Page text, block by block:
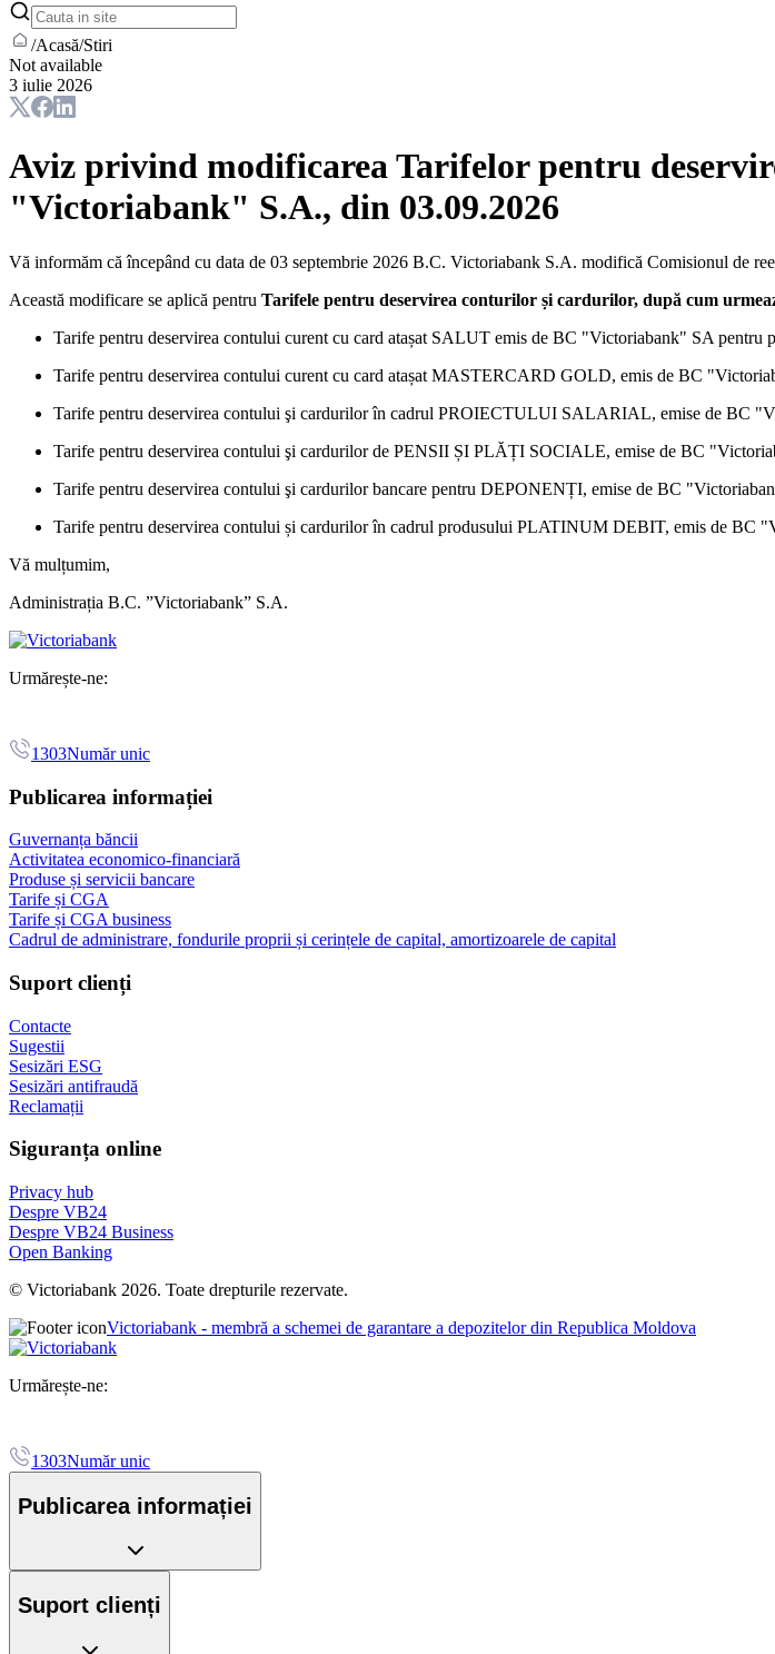
/Acasă/Stiri
Not available
3 iulie 2026
Aviz privind modificarea Tarifelor pentru
"Victoriabank" S.A., din 03.09.2026
Vă informăm că începând cu data de 03 septembrie 2026 B.C. Victoriabank S.A. modifică Comisionul de
Această modificare se aplică pentru Tarifele pentru deservirea conturilor și cardurilor, după cum
Tarife pentru deservirea contului curent cu card atașat SALUT emis de BC "Victoriabank" SA pentru
Tarife pentru deservirea contului curent cu card atașat MASTERCARD GOLD, emis de BC
Tarife pentru deservirea contului şi cardurilor în cadrul PROIECTULUI SALARIAL, emise de BC
Tarife pentru deservirea contului şi cardurilor de PENSII ȘI PLĂȚI SOCIALE, emise de BC
Tarife pentru deservirea contului şi cardurilor bancare pentru DEPONENȚI, emise de BC
Tarife pentru deservirea contului și cardurilor în cadrul produsului PLATINUM DEBIT, emis de BC
Vă mulțumim,
Administrația B.C. ”Victoriabank” S.A.
Urmărește-ne:
1303Număr unic
Publicarea informației
Guvernanța băncii
Activitatea economico-financiară
Produse și servicii bancare
Tarife și CGA
Tarife și CGA business
Cadrul de administrare, fondurile proprii și cerințele de capital, amortizoarele de capital
Suport clienți
Contacte
Sugestii
Sesizări ESG
Sesizări antifraudă
Reclamații
Siguranța online
Privacy hub
Despre VB24
Despre VB24 Business
Open Banking
© Victoriabank 2026. Toate drepturile rezervate.
Victoriabank - membră a schemei de garantare a depozitelor din Republica Moldova
Urmărește-ne:
1303Număr unic
Publicarea informației
Suport clienți